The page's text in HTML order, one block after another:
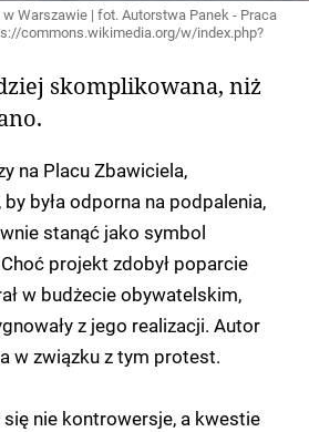
Warszawie | fot. Autorstwa Panek - Praca
commons.wikimedia.org/w/index.php?
skomplikowana, niż
na Placu Zbawiciela,
była odporna na podpalenia,
stanąć jako symbol
projekt zdobył poparcie
w budżecie obywatelskim,
z jego realizacji. Autor
w związku z tym protest.
się nie kontrowersje, a kwestie